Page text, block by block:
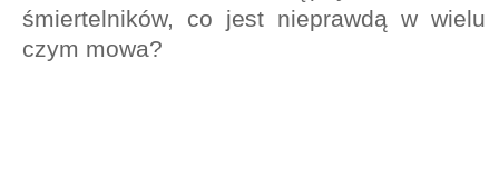
śmiertelników, co jest nieprawdą w wielu
czym mowa?